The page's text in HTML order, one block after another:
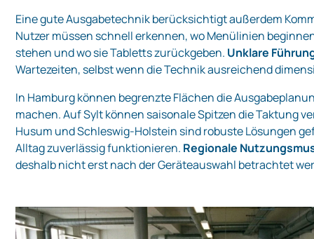
Eine gute Ausgabetechnik berücksichtigt außerdem
Nutzer müssen schnell erkennen, wo Menülinien
stehen und wo sie Tabletts zurückgeben. Unklare
Wartezeiten, selbst wenn die Technik ausreichend
In Hamburg können begrenzte Flächen die
machen. Auf Sylt können saisonale Spitzen die Taktung
Husum und Schleswig-Holstein sind robuste Lösungen
Alltag zuverlässig funktionieren. Regionale
deshalb nicht erst nach der Geräteauswahl betrachtet